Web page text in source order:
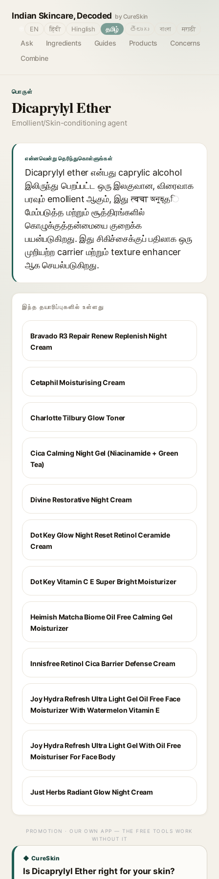
Indian Skincare, Decoded by CureSkin
Ask Ingredients Guides Products
Concerns
Combine
EN हिंदी Hinglish தமிழ் తెలుగు বাংলা मराठी
பொருள்
Dicaprylyl Ether
Emollient/Skin-conditioning agent
என்னவென்று தெரிந்துகொள்ளுங்கள்
Dicaprylyl ether என்பது caprylic alcohol
இலிருந்து பெறப்பட்ட ஒரு இலகுவான, விரைவாக
பரவும் emollient ஆகும், இது त्वचा অনুভূதি
மேம்படுத்த மற்றும் சூத்திரங்களில்
கொழுக்குத்தன்மையை குறைக்க
பயன்படுகிறது. இது சிகிச்சைக்குப் பதிலாக ஒரு
முறியற்ற carrier மற்றும் texture enhancer
ஆக செயல்படுகிறது.
இந்த தயாரிப்புகளில் உள்ளது
Bravado R3 Repair Renew Replenish Night
Cream
Cetaphil Moisturising Cream
Charlotte Tilbury Glow Toner
Cica Calming Night Gel (Niacinamide + Green
Tea)
Divine Restorative Night Cream
Dot Key Glow Night Reset Retinol Ceramide
Cream
Dot Key Vitamin C E Super Bright Moisturizer
Heimish Matcha Biome Oil Free Calming Gel
Moisturizer
Innisfree Retinol Cica Barrier Defense Cream
Joy Hydra Refresh Ultra Light Gel Oil Free Face
Moisturizer With Watermelon Vitamin E
Joy Hydra Refresh Ultra Light Gel With Oil Free
Moisturiser For Face Body
Just Herbs Radiant Glow Night Cream
PROMOTION · OUR OWN APP — THE FREE TOOLS WORK
WITHOUT IT
◆ CureSkin
Is Dicaprylyl Ether right for your skin?